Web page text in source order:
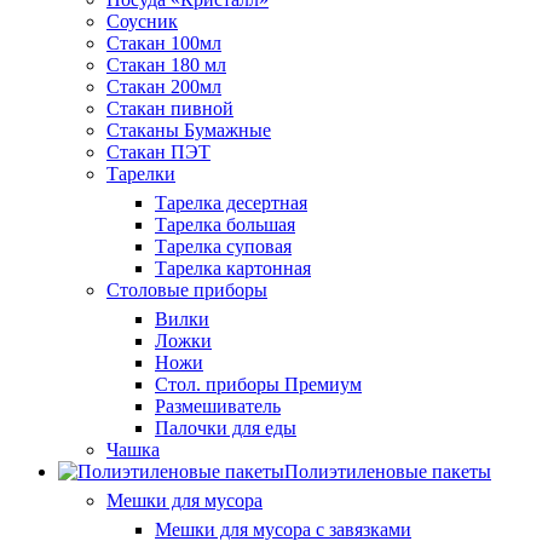
Соусник
Стакан 100мл
Стакан 180 мл
Стакан 200мл
Стакан пивной
Стаканы Бумажные
Стакан ПЭТ
Тарелки
Тарелка десертная
Тарелка большая
Тарелка суповая
Тарелка картонная
Столовые приборы
Вилки
Ложки
Ножи
Стол. приборы Премиум
Размешиватель
Палочки для еды
Чашка
Полиэтиленовые пакеты
Мешки для мусора
Мешки для мусора с завязками